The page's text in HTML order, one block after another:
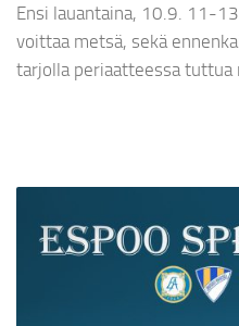
Ensi lauantaina, 10.9. 11-
voittaa metsä, sekä
tarjolla periaatteessa tuttua